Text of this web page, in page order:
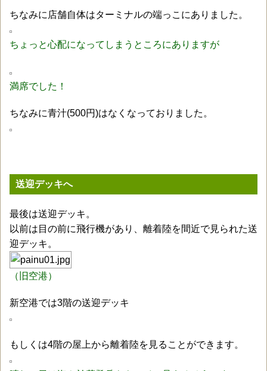
ちなみに店舗自体はターミナルの端っこにありました。
ちょっと心配になってしまうところにありますが
満席でした！
ちなみに青汁(500円)はなくなっておりました。
送迎デッキへ
最後は送迎デッキ。
以前は目の前に飛行機があり、離着陸を間近で見られた送
迎デッキ。
（旧空港）
新空港では3階の送迎デッキ
もしくは4階の屋上から離着陸を見ることができます。